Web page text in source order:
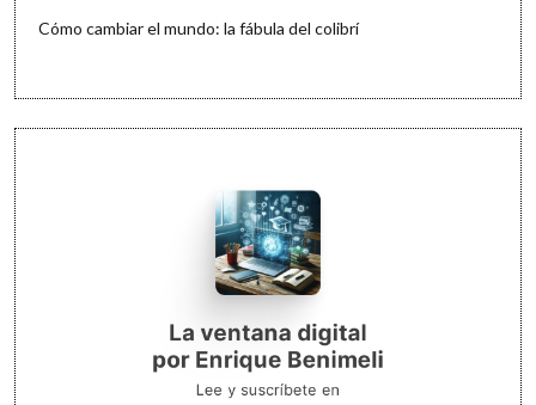
Cómo cambiar el mundo: la fábula del colibrí